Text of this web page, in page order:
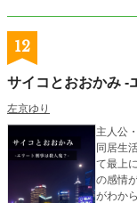
12
サイコとおおかみ -
左京ゆり
主人公
同居生
て最上
の感情
がわか